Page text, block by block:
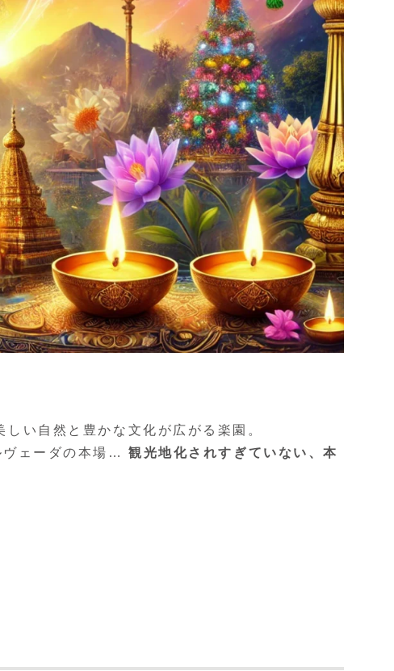
しい自然と豊かな文化が広がる楽園。
ヴェーダの本場…観光地化されすぎていない、本